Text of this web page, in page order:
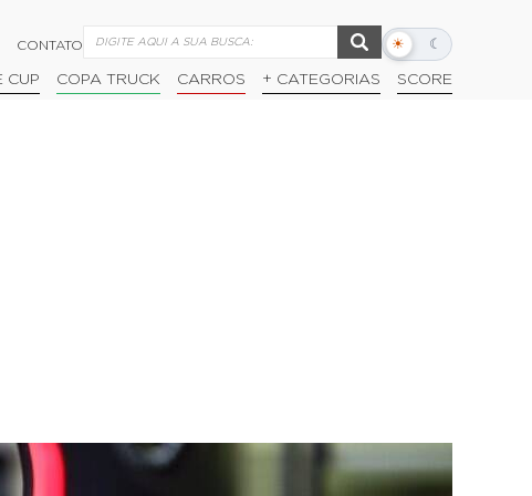
CONTATO ☀ ☾
Alternar
escuro
CUP COPA TRUCK CARROS + CATEGORIAS SCORE